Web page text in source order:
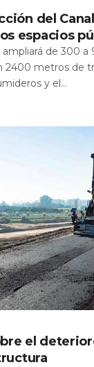
del
espacios
ampliará de 300 a
2400 metros de
y el...
el